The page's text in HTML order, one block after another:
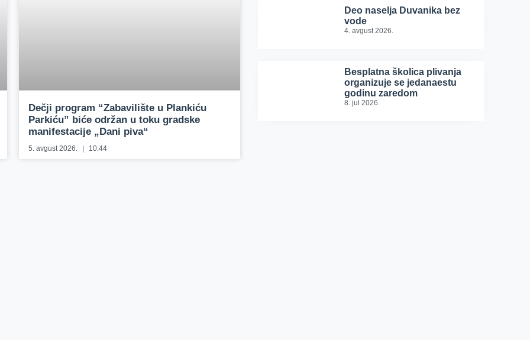
Dečji program “Zabavilište u Plankiću
Parkiću” biće održan u toku gradske
manifestacije „Dani piva“
5. avgust 2026. 10:44
Deo naselja Duvanika bez
vode
4. avgust 2026.
Besplatna školica plivanja
organizuje se jedanaestu
godinu zaredom
8. jul 2026.